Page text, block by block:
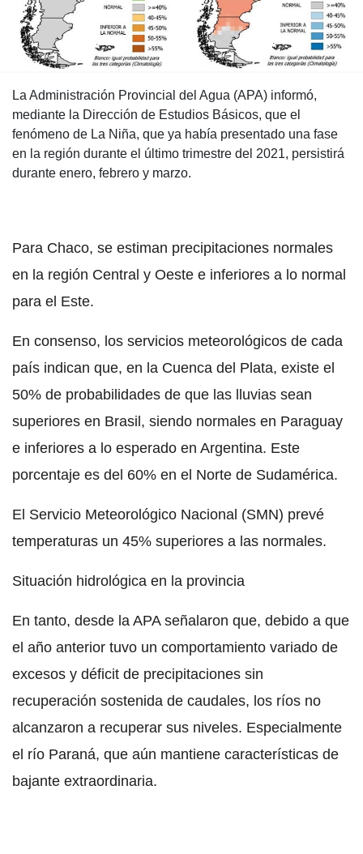
La Administración Provincial del Agua (APA) informó,
mediante la Dirección de Estudios Básicos, que el
fenómeno de La Niña, que ya había presentado una fase
en la región durante el último trimestre del 2021, persistirá
durante enero, febrero y marzo.
Para Chaco, se estiman precipitaciones normales
en la región Central y Oeste e inferiores a lo normal
para el Este.
En consenso, los servicios meteorológicos de cada
país indican que, en la Cuenca del Plata, existe el
50% de probabilidades de que las lluvias sean
superiores en Brasil, siendo normales en Paraguay
e inferiores a lo esperado en Argentina. Este
porcentaje es del 60% en el Norte de Sudamérica.
El Servicio Meteorológico Nacional (SMN) prevé
temperaturas un 45% superiores a las normales.
Situación hidrológica en la provincia
En tanto, desde la APA señalaron que, debido a que
el año anterior tuvo un comportamiento variado de
excesos y déficit de precipitaciones sin
recuperación sostenida de caudales, los ríos no
alcanzaron a recuperar sus niveles. Especialmente
el río Paraná, que aún mantiene características de
bajante extraordinaria.